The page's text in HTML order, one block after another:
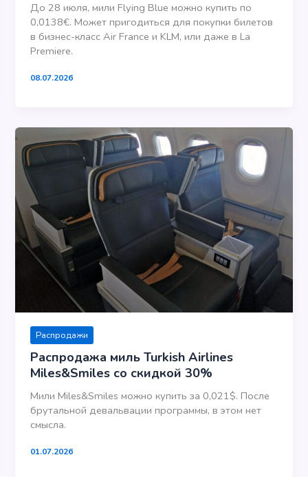
До 28 июля, мили Flying Blue можно купить по
0,0138€. Может пригодиться для покупки билетов
в бизнес-класс Air France и KLM, или даже в La
Premiere.
08.07.2026
Распродажи
Распродажа миль Turkish Airlines
Miles&Smiles со скидкой 30%
Мили Miles&Smiles можно купить за 0,021$. После
брутальной девальвации программы, в этом нет
смысла.
01.07.2026